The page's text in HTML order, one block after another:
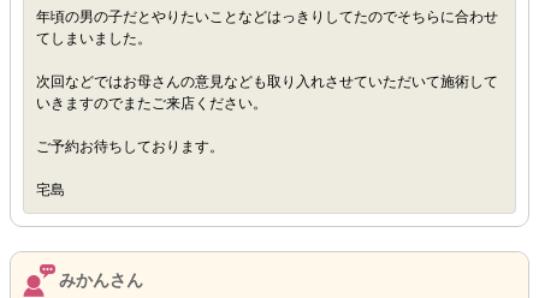
年頃の男の子だとやりたいことなどはっきりしてたのでそちらに合わせ
てしまいました。
次回などではお母さんの意見なども取り入れさせていただいて施術して
いきますのでまたご来店ください。
ご予約お待ちしております。
宅島
みかんさん